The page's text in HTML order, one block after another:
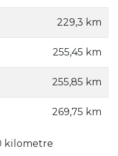
229,3 km
255,45 km
255,85 km
269,75 km
kilometre